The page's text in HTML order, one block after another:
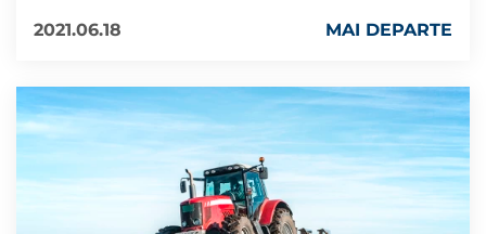
2021.06.18
MAI DEPARTE